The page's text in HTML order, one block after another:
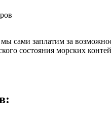
сами заплатим за
состояния морских